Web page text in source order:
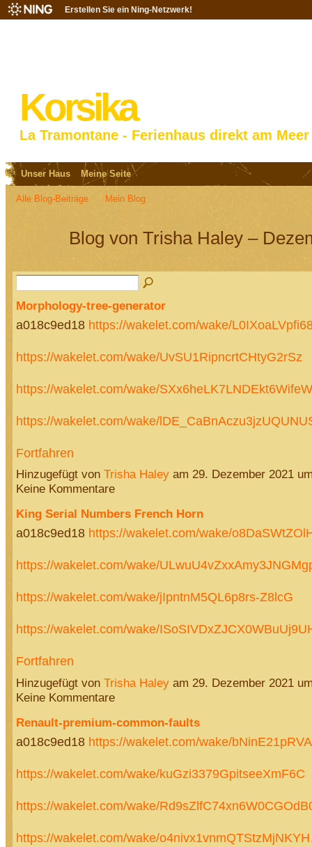
Erstellen Sie ein Ning-Netzwerk!
Korsika
La Tramontane - Ferienhaus direkt am Meer
Unser Haus Meine Seite
Alle Blog-Beiträge Mein Blog
Blog von Trisha Haley –
Morphology-tree-generator
a018c9ed18 https://wakelet.com/wake/
https://wakelet.com/wake/UvSU1RipncrtCHtyG2rSz
https://wakelet.com/wake/SXx6heLK7LNDEkt6WifeW
https://wakelet.com/wake/
Fortfahren
Hinzugefügt von Trisha Haleyam 29. Dezember 2021
Keine Kommentare
King Serial Numbers French Horn
a018c9ed18 https://wakelet.com/wake/
https://wakelet.com/wake/
https://wakelet.com/wake/jIpntnM5QL6p8rs-Z8lcG
https://wakelet.com/wake/
Fortfahren
Hinzugefügt von Trisha Haleyam 29. Dezember 2021
Keine Kommentare
Renault-premium-common-faults
a018c9ed18 https://wakelet.com/wake/
https://wakelet.com/wake/kuGzi3379GpitseeXmF6C
https://wakelet.com/wake/
https://wakelet.com/wake/